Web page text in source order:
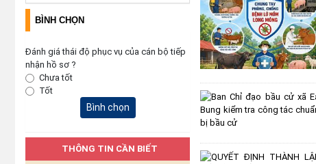
BÌNH CHỌN
Đánh giá thái độ phục vụ của cán bộ tiếp
nhận hồ sơ ?
Chưa tốt
Tốt
Bình chọn
THÔNG TIN CẦN BIẾT